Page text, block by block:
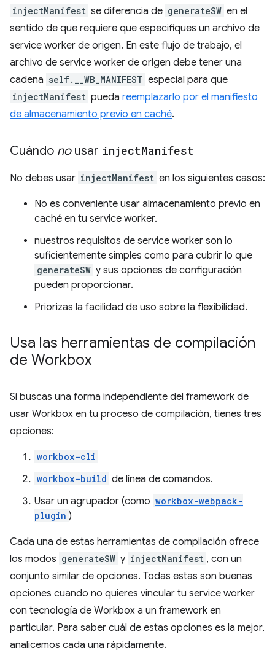
injectManifest se diferencia de generateSW en el
sentido de que requiere que especifiques un archivo de
service worker de origen. En este flujo de trabajo, el
archivo de service worker de origen debe tener una
cadena self.__WB_MANIFEST especial para que
injectManifest pueda reemplazarlo por el manifiesto
de almacenamiento previo en caché.
Cuándo nousar injectManifest
No debes usar injectManifest en los siguientes casos:
No es conveniente usar almacenamiento previo en
caché en tu service worker.
nuestros requisitos de service worker son lo
suficientemente simples como para cubrir lo que
generateSW y sus opciones de configuración
pueden proporcionar.
Priorizas la facilidad de uso sobre la flexibilidad.
Usa las herramientas de compilación
de Workbox
Si buscas una forma independiente del framework de
usar Workbox en tu proceso de compilación, tienes tres
opciones:
workbox-cli
workbox-build de línea de comandos.
Usar un agrupador (como workbox-webpack-
plugin )
Cada una de estas herramientas de compilación ofrece
los modos generateSW y injectManifest , con un
conjunto similar de opciones. Todas estas son buenas
opciones cuando no quieres vincular tu service worker
con tecnología de Workbox a un framework en
particular. Para saber cuál de estas opciones es la mejor,
analicemos cada una rápidamente.